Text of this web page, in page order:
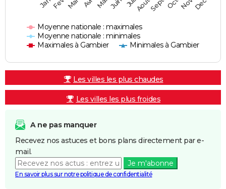
Moyenne nationale : maximales
Moyenne nationale : minimales
Maximales à Gambier
Minimales à Gambier
Mar Juin AoutSept Oct Dec
Les villes les plus chaudes
Les villes les plus froides
A ne pas manquer
Recevez nos astuces et bons plans directement par e-
mail.
Je m'abonne
En savoir plus sur notre politique de confidentialité